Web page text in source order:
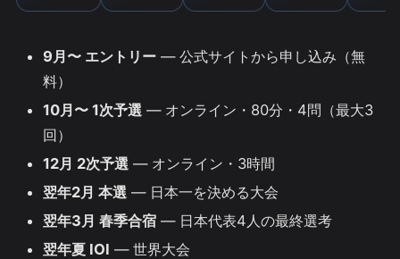
9月〜 エントリー — 公式サイトから申し込み（無
料）
10月〜 1次予選 — オンライン・80分・4問（最大3
回）
12月 2次予選 — オンライン・3時間
翌年2月 本選 — 日本一を決める大会
翌年3月 春季合宿 — 日本代表4人の最終選考
翌年夏 IOI — 世界大会